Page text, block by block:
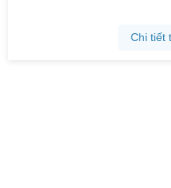
Chi tiết